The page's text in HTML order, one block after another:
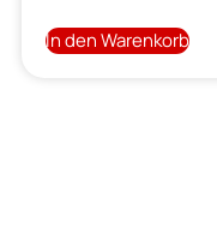
In den Warenkorb